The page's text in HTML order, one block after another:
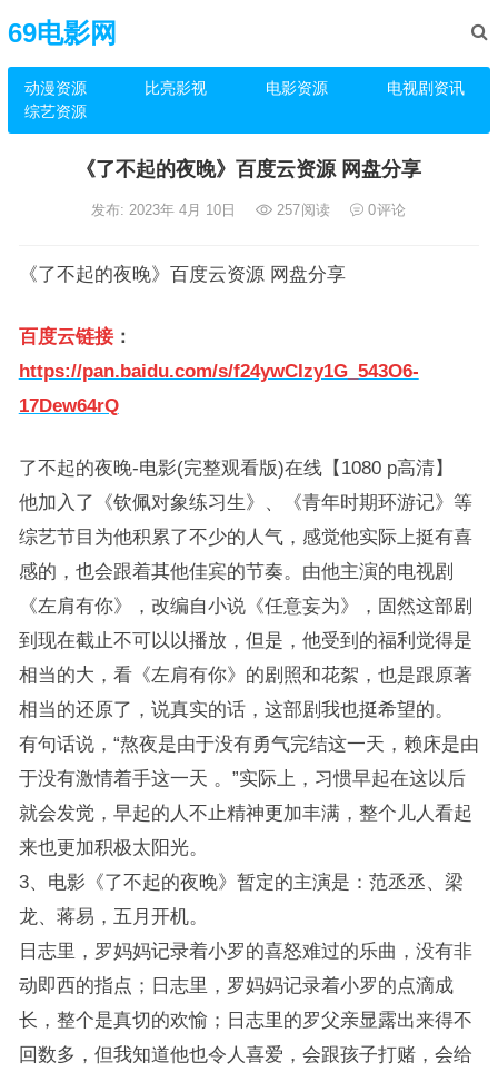
69电影网
动漫资源 比亮影视 电影资源
电视剧资讯
综艺资源
《了不起的夜晚》百度云资源 网盘分享
发布: 2023年 4月 10日 257阅读 0评论
《了不起的夜晚》百度云资源 网盘分享
百度云链接：
https://pan.baidu.com/s/f24ywCIzy1G_543O6-
17Dew64rQ
了不起的夜晚-电影(完整观看版)在线【1080 p高清】
他加入了《钦佩对象练习生》、《青年时期环游记》等
综艺节目为他积累了不少的人气，感觉他实际上挺有喜
感的，也会跟着其他佳宾的节奏。由他主演的电视剧
《左肩有你》，改编自小说《任意妄为》，固然这部剧
到现在截止不可以以播放，但是，他受到的福利觉得是
相当的大，看《左肩有你》的剧照和花絮，也是跟原著
相当的还原了，说真实的话，这部剧我也挺希望的。
有句话说，“熬夜是由于没有勇气完结这一天，赖床是由
于没有激情着手这一天 。”实际上，习惯早起在这以后
就会发觉，早起的人不止精神更加丰满，整个儿人看起
来也更加积极太阳光。
3、电影《了不起的夜晚》暂定的主演是：范丞丞、梁
龙、蒋易，五月开机。
日志里，罗妈妈记录着小罗的喜怒难过的乐曲，没有非
动即西的指点；日志里，罗妈妈记录着小罗的点滴成
长，整个是真切的欢愉；日志里的罗父亲显露出来得不
回数多，但我知道他也令人喜爱，会跟孩子打赌，会给